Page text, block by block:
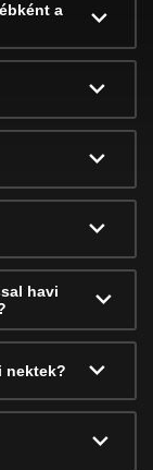
a
havi
nektek?